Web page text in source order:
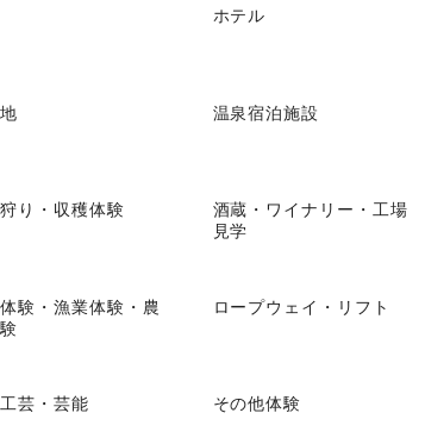
ホテル
温泉宿泊施設
り・収穫体験
酒蔵・ワイナリー・工場
見学
験・漁業体験・農
ロープウェイ・リフト
芸・芸能 その他体験